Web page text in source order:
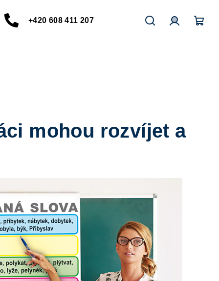
+420 608 411 207
mohou rozvíjet a